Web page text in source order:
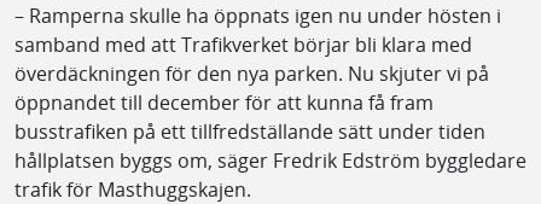
– Ramperna skulle ha öppnats igen nu under hösten i
samband med att Trafikverket börjar bli klara med
överdäckningen för den nya parken. Nu skjuter vi på
öppnandet till december för att kunna få fram
busstrafiken på ett tillfredställande sätt under tiden
hållplatsen byggs om, säger Fredrik Edström byggledare
trafik för Masthuggskajen.